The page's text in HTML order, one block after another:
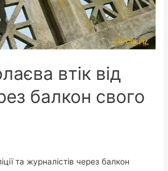
втік від
балкон свого
та журналістів через балкон